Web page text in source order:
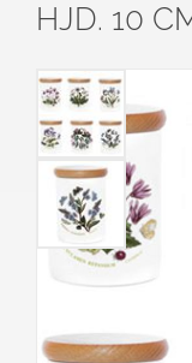
HJD. 10